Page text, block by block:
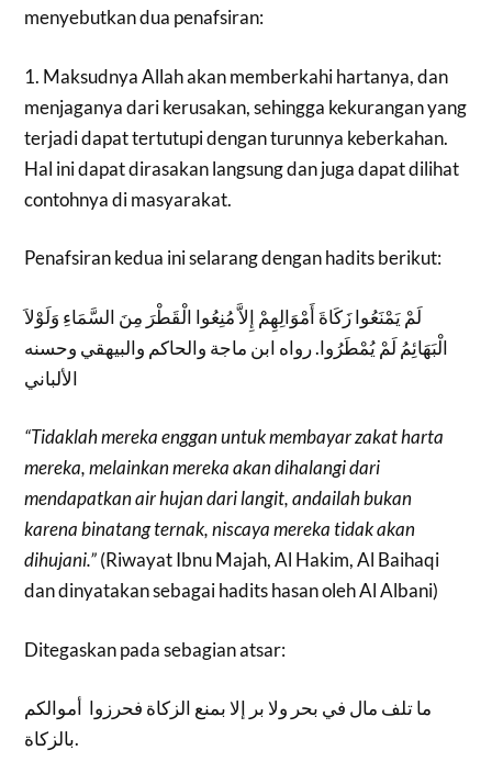
menyebutkan dua penafsiran:
1. Maksudnya Allah akan memberkahi hartanya, dan
menjaganya dari kerusakan, sehingga kekurangan yang
terjadi dapat tertutupi dengan turunnya keberkahan.
Hal ini dapat dirasakan langsung dan juga dapat dilihat
contohnya di masyarakat.
Penafsiran kedua ini selarang dengan hadits berikut:
لَمْ يَمْنَعُوا زَكَاةَ أَمْوَالِهِمْ إِلاَّ مُنِعُوا الْقَطْرَ مِنَ السَّمَاءِ وَلَوْلاَ
الْبَهَائِمُ لَمْ يُمْطَرُوا. رواه ابن ماجة والحاكم والبيهقي وحسنه
الألباني
“Tidaklah mereka enggan untuk membayar zakat harta
mereka, melainkan mereka akan dihalangi dari
mendapatkan air hujan dari langit, andailah bukan
karena binatang ternak, niscaya mereka tidak akan
dihujani.”(Riwayat Ibnu Majah, Al Hakim, Al Baihaqi
dan dinyatakan sebagai hadits hasan oleh Al Albani)
Ditegaskan pada sebagian atsar:
ما تلف مال في بحر ولا بر إلا بمنع الزكاة فحرزوا أموالكم
بالزكاة.